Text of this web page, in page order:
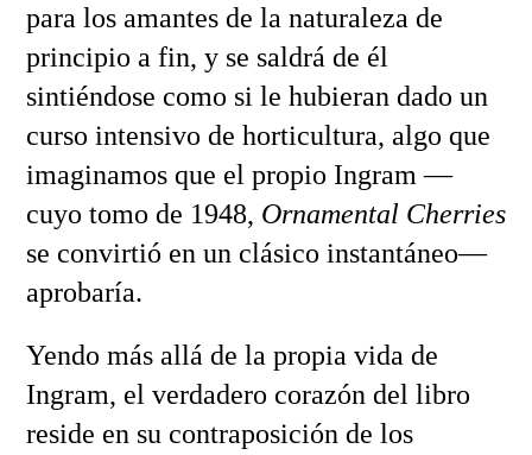
para los amantes de la naturaleza de
principio a fin, y se saldrá de él
sintiéndose como si le hubieran dado un
curso intensivo de horticultura, algo que
imaginamos que el propio Ingram —
cuyo tomo de 1948, Ornamental Cherries
se convirtió en un clásico instantáneo—
aprobaría.
Yendo más allá de la propia vida de
Ingram, el verdadero corazón del libro
reside en su contraposición de los